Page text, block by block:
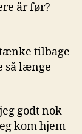
år før?
tilbage
så længe
godt nok
kom hjem